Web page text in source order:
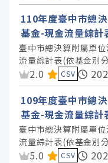
110年度臺中市總
基金-現金流量綜
臺中市總決算附屬單
流量綜計表(依基金別
資料集評分：
2.0 CSV
109年度臺中市總
基金-現金流量綜
臺中市總決算附屬單
流量綜計表(依基金別
資料集評分：
5.0 CSV